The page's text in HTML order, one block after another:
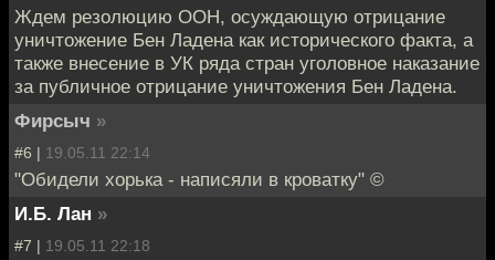
Ждем резолюцию ООН, осуждающую отрицание
уничтожение Бен Ладена как исторического факта, а
также внесение в УК ряда стран уголовное наказание
за публичное отрицание уничтожения Бен Ладена.
Фирсыч »
#6 | 19.05.11 22:14
"Обидели хорька - написяли в кроватку" ©
И.Б. Лан »
#7 | 19.05.11 22:18